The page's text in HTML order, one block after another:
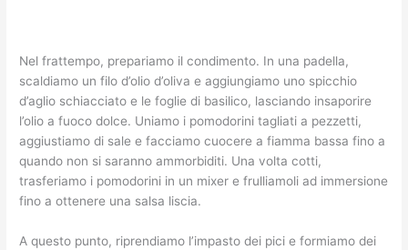
Nel frattempo, prepariamo il condimento. In una padella,
scaldiamo un filo d’olio d’oliva e aggiungiamo uno spicchio
d’aglio schiacciato e le foglie di basilico, lasciando insaporire
l’olio a fuoco dolce. Uniamo i pomodorini tagliati a pezzetti,
aggiustiamo di sale e facciamo cuocere a fiamma bassa fino a
quando non si saranno ammorbiditi. Una volta cotti,
trasferiamo i pomodorini in un mixer e frulliamoli ad immersione
fino a ottenere una salsa liscia.
A questo punto, riprendiamo l’impasto dei pici e formiamo dei